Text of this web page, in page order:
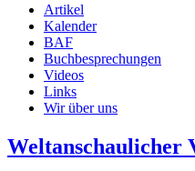
Artikel
Kalender
BAF
Buchbesprechungen
Videos
Links
Wir über uns
Weltanschaulicher